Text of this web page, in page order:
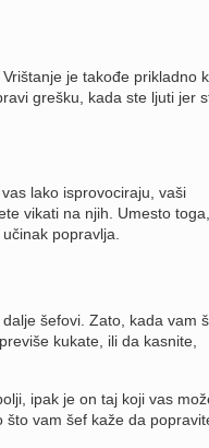
je takođe prikladno
grešku, kada ste ljuti jer
lako isprovociraju, vaši
vikati na njih. Umesto toga,
popravlja.
šefovi. Zato, kada vam
kukate, ili da kasnite,
ipak je on taj koji vas
vam šef kaže da